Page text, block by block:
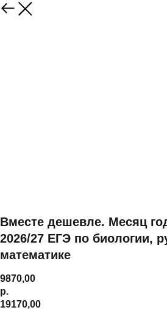
Вместе дешевле. Месяц
2026/27 ЕГЭ по биологии,
математике
9870,00
р.
19170,00